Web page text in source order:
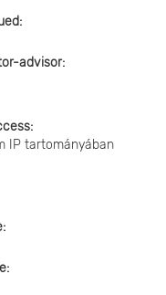
advisor
IP tartományában